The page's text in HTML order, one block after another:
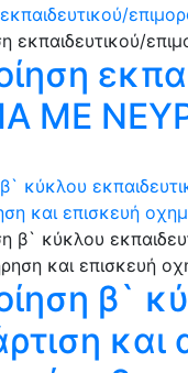
ΜΕ
κύκλου
και επισκευή
β`